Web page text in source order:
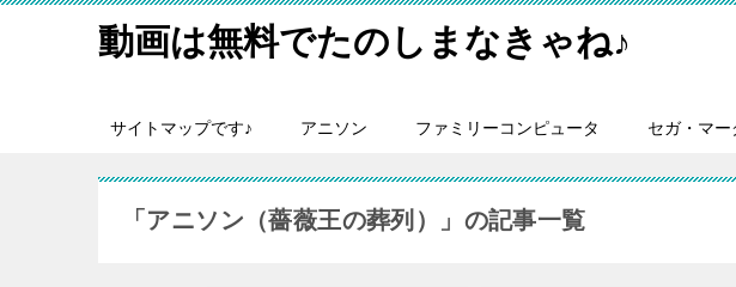
動画は無料でたのしまなきゃね♪
サイトマップです♪ アニソン ファミリーコンピュータ セガ・マー
「アニソン（薔薇王の葬列）」の記事一覧